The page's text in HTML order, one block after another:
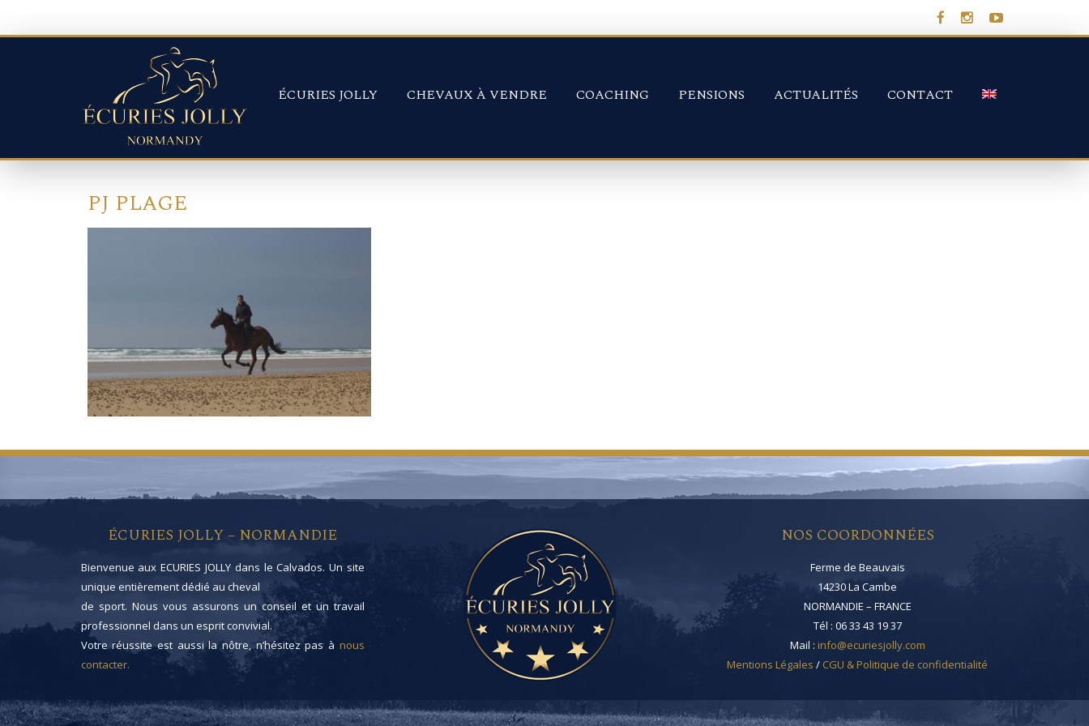
ÉCURIES JOLLY CHEVAUX À VENDRE COACHING PENSIONS ACTUALITÉS CONTACT
PJ PLAGE
ÉCURIES JOLLY – NORMANDIE
Bienvenue aux ECURIES JOLLY dans le Calvados. Un site
unique entièrement dédié au cheval
de sport. Nous vous assurons un conseil et un travail
professionnel dans un esprit convivial.
Votre réussite est aussi la nôtre, n’hésitez pas à nous
contacter.
NOS COORDONNÉES
Ferme de Beauvais
14230 La Cambe
NORMANDIE – FRANCE
Tél : 06 33 43 19 37
Mail : info@ecuriesjolly.com
Mentions Légales / CGU & Politique de confidentialité